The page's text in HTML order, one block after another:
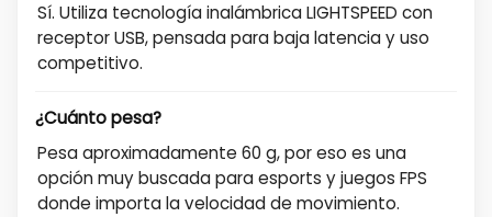
Sí. Utiliza tecnología inalámbrica LIGHTSPEED con
receptor USB, pensada para baja latencia y uso
competitivo.
¿Cuánto pesa?
Pesa aproximadamente 60 g, por eso es una
opción muy buscada para esports y juegos FPS
donde importa la velocidad de movimiento.